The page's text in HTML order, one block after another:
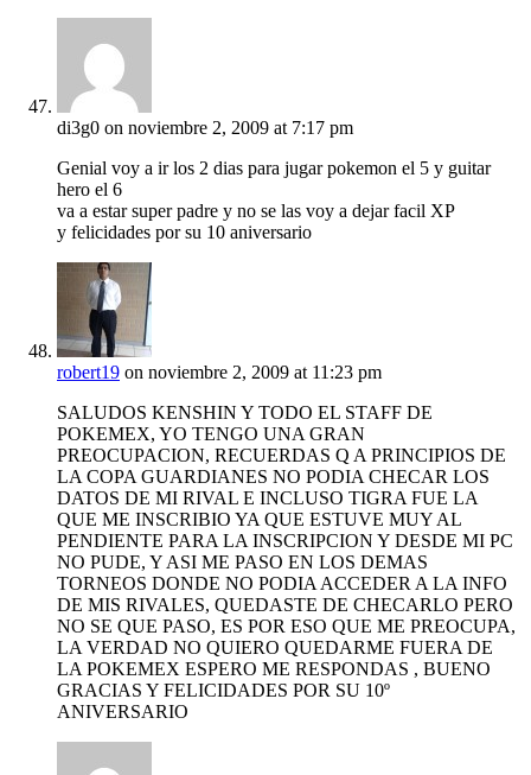
di3g0 on noviembre 2, 2009 at 7:17 pm
Genial voy a ir los 2 dias para jugar pokemon el 5 y guitar
hero el 6
va a estar super padre y no se las voy a dejar facil XP
y felicidades por su 10 aniversario
robert19 on noviembre 2, 2009 at 11:23 pm
SALUDOS KENSHIN Y TODO EL STAFF DE
POKEMEX, YO TENGO UNA GRAN
PREOCUPACION, RECUERDAS Q A PRINCIPIOS DE
LA COPA GUARDIANES NO PODIA CHECAR LOS
DATOS DE MI RIVAL E INCLUSO TIGRA FUE LA
QUE ME INSCRIBIO YA QUE ESTUVE MUY AL
PENDIENTE PARA LA INSCRIPCION Y DESDE MI PC
NO PUDE, Y ASI ME PASO EN LOS DEMAS
TORNEOS DONDE NO PODIA ACCEDER A LA INFO
DE MIS RIVALES, QUEDASTE DE CHECARLO PERO
NO SE QUE PASO, ES POR ESO QUE ME PREOCUPA,
LA VERDAD NO QUIERO QUEDARME FUERA DE
LA POKEMEX ESPERO ME RESPONDAS , BUENO
GRACIAS Y FELICIDADES POR SU 10º
ANIVERSARIO